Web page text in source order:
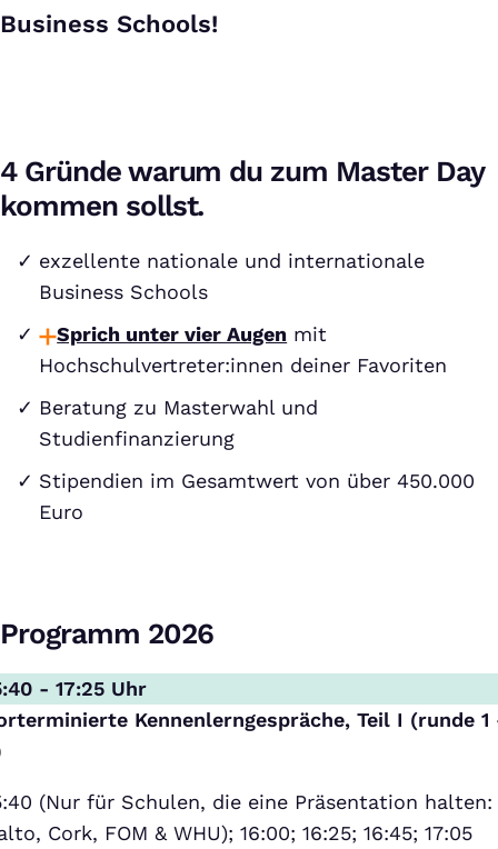
Business Schools!
4 Gründe warum du zum Master Day
kommen sollst.
exzellente nationale und internationale
Business Schools
Sprich unter vier Augen mit
Hochschulvertreter:innen deiner Favoriten
Beratung zu Masterwahl und
Studienfinanzierung
Stipendien im Gesamtwert von über 450.000
Euro
Programm 2026
- 17:25 Uhr
Kennenlerngespräche, Teil I (runde 1
(Nur für Schulen, die eine Präsentation halten:
Cork, FOM & WHU); 16:00; 16:25; 16:45; 17:05